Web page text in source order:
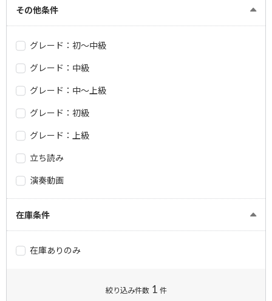
その他条件
グレード：初～中級
グレード：中級
グレード：中～上級
グレード：初級
グレード：上級
立ち読み
演奏動画
在庫条件
在庫ありのみ
絞り込み件数 1 件